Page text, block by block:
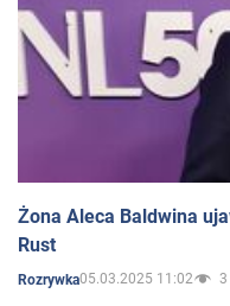
Żona Aleca Baldwina
Rust
Rozrywka05.03.2025 11:02 3